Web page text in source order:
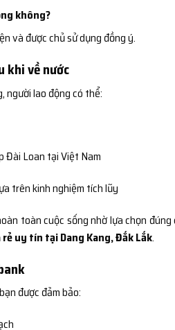
không?
và được chủ sử dụng đồng ý.
khi về nước
người lao động có thể:
Đài Loan tại Việt Nam
trên kinh nghiệm tích lũy
toàn cuộc sống nhờ lựa chọn
uy tín tại Dang Kang, Đắk Lắk.
được đảm bảo: